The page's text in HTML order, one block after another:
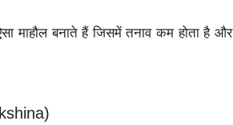
माहौल बनाते हैं जिसमें तनाव कम होता है और